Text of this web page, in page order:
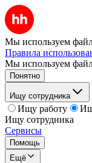
Мы используем
Правила
Мы используем
Понятно
Ищу сотрудника
Ищу работу
Ищу сотрудника
Сервисы
Помощь
Ещё